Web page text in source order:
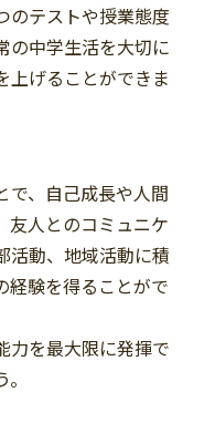
のテストや授業態度
の中学生活を大切に
上げることができま
で、自己成長や人間
友人とのコミュニケ
活動、地域活動に積
経験を得ることがで
力を最大限に発揮で